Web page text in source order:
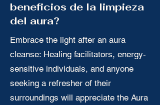
beneficios de la limpieza
del aura?
Embrace the light after an aura
cleanse: Healing facilitators, energy-
sensitive individuals, and anyone
seeking a refresher of their
surroundings will appreciate the Aura